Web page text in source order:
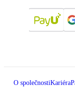
O společnostiKariéra